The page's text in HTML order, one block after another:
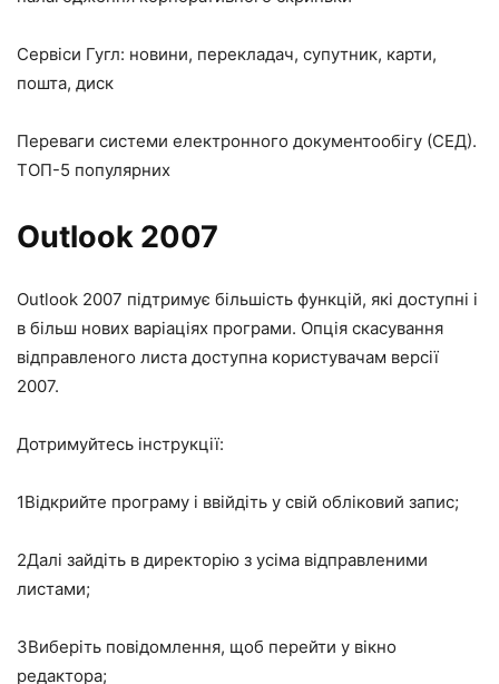
Сервіси Гугл: новини, перекладач, супутник, карти,
пошта, диск
Переваги системи електронного документообігу (СЕД).
ТОП-5 популярних
Outlook 2007
Outlook 2007 підтримує більшість функцій, які доступні і
в більш нових варіаціях програми. Опція скасування
відправленого листа доступна користувачам версії
2007.
Дотримуйтесь інструкції:
1Відкрийте програму і ввійдіть у свій обліковий запис;
2Далі зайдіть в директорію з усіма відправленими
листами;
3Виберіть повідомлення, щоб перейти у вікно
редактора;